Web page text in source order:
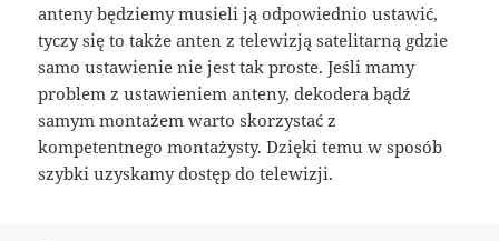
anteny będziemy musieli ją odpowiednio ustawić,
tyczy się to także anten z telewizją satelitarną gdzie
samo ustawienie nie jest tak proste. Jeśli mamy
problem z ustawieniem anteny, dekodera bądź
samym montażem warto skorzystać z
kompetentnego montażysty. Dzięki temu w sposób
szybki uzyskamy dostęp do telewizji.